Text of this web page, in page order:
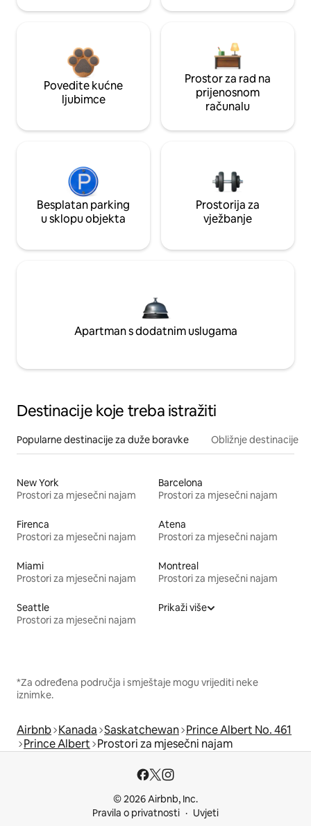
Povedite kućne
ljubimce
Prostor za rad na
prijenosnom
računalu
Besplatan parking
u sklopu objekta
Prostorija za
vježbanje
Apartman s dodatnim uslugama
Destinacije koje treba istražiti
Popularne destinacije za duže boravke Obližnje destinacije
New York
Prostori za mjesečni najam
Barcelona
Prostori za mjesečni najam
Firenca
Prostori za mjesečni najam
Atena
Prostori za mjesečni najam
Miami
Prostori za mjesečni najam
Montreal
Prostori za mjesečni najam
Seattle
Prostori za mjesečni najam
Prikaži više
*Za određena područja i smještaje mogu vrijediti neke
iznimke.
Airbnb Kanada Saskatchewan Prince Albert No. 461
Prince Albert Prostori za mjesečni najam
© 2026 Airbnb, Inc.
Pravila o privatnosti
Uvjeti